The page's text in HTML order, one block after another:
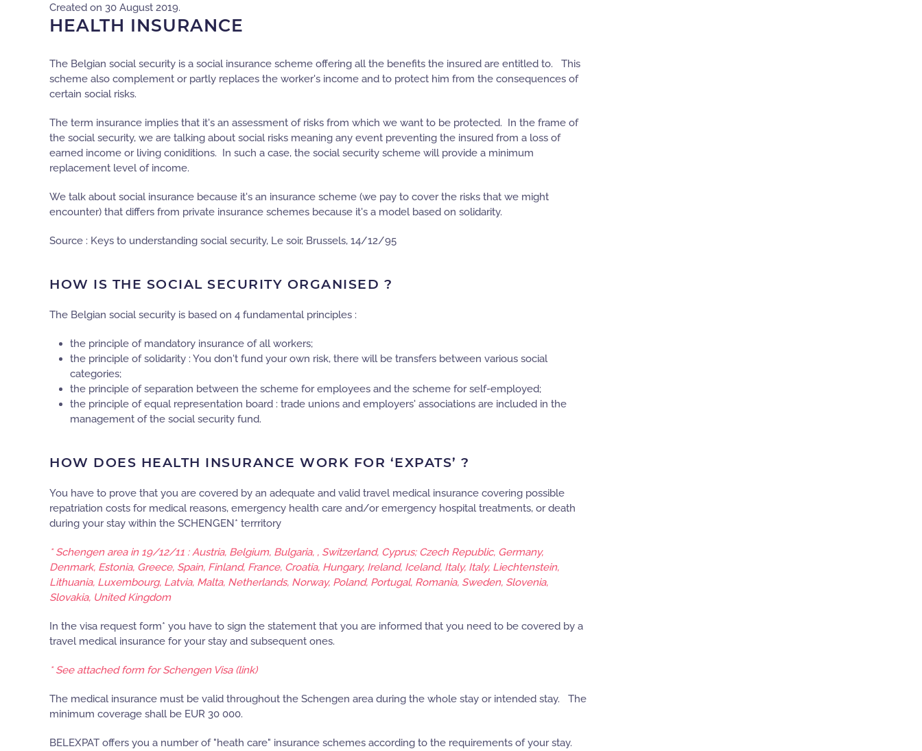
Created on 30 August 2019.
HEALTH INSURANCE
The Belgian social security is a social insurance scheme offering all the benefits the insured are entitled to. This
scheme also complement or partly replaces the worker's income and to protect him from the consequences of
certain social risks.
The term insurance implies that it's an assessment of risks from which we want to be protected. In the frame of
the social security, we are talking about social risks meaning any event preventing the insured from a loss of
earned income or living coniditions. In such a case, the social security scheme will provide a minimum
replacement level of income.
We talk about social insurance because it's an insurance scheme (we pay to cover the risks that we might
encounter) that differs from private insurance schemes because it's a model based on solidarity.
Source : Keys to understanding social security, Le soir, Brussels, 14/12/95
HOW IS THE SOCIAL SECURITY ORGANISED ?
The Belgian social security is based on 4 fundamental principles :
the principle of mandatory insurance of all workers;
the principle of solidarity : You don't fund your own risk, there will be transfers between various social
categories;
the principle of separation between the scheme for employees and the scheme for self-employed;
the principle of equal representation board : trade unions and employers' associations are included in the
management of the social security fund.
HOW DOES HEALTH INSURANCE WORK FOR ‘EXPATS’ ?
You have to prove that you are covered by an adequate and valid travel medical insurance covering possible
repatriation costs for medical reasons, emergency health care and/or emergency hospital treatments, or death
during your stay within the SCHENGEN* terrritory
* Schengen area in 19/12/11 : Austria, Belgium, Bulgaria, , Switzerland, Cyprus; Czech Republic, Germany,
Denmark, Estonia, Greece, Spain, Finland, France, Croatia, Hungary, Ireland, Iceland, Italy, Italy, Liechtenstein,
Lithuania, Luxembourg, Latvia, Malta, Netherlands, Norway, Poland, Portugal, Romania, Sweden, Slovenia,
Slovakia, United Kingdom
In the visa request form* you have to sign the statement that you are informed that you need to be covered by a
travel medical insurance for your stay and subsequent ones.
* See attached form for Schengen Visa (link)
The medical insurance must be valid throughout the Schengen area during the whole stay or intended stay. The
minimum coverage shall be EUR 30 000.
BELEXPAT offers you a number of "heath care" insurance schemes according to the requirements of your stay.